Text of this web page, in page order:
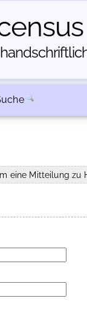
eine Mitteilung zu